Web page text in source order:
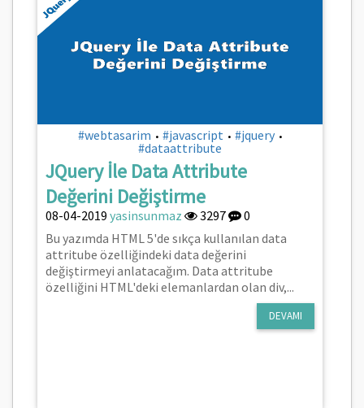
#webtasarim • #javascript • #jquery •
#dataattribute
JQuery İle Data Attribute
Değerini Değiştirme
08-04-2019 yasinsunmaz 3297
0
Bu yazımda HTML 5'de sıkça kullanılan data
attritube özelliğindeki data değerini
değiştirmeyi anlatacağım. Data attritube
özelliğini HTML'deki elemanlardan olan div,...
DEVAMI